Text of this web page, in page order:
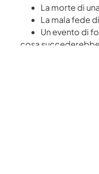
La morte di
La mala fede
Un evento di
cosa